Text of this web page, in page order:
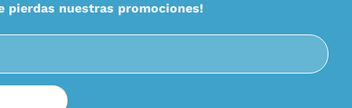
pierdas nuestras promociones!